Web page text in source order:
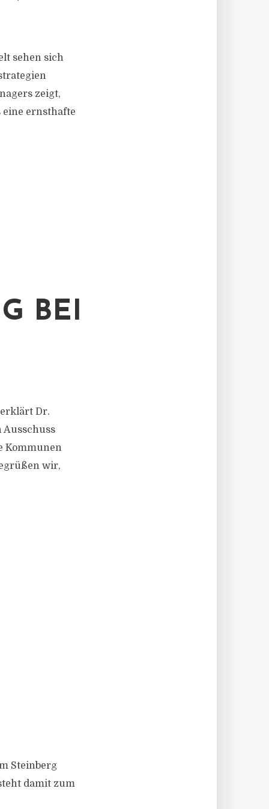
sehen sich
zeigt,
eine ernsthafte
G
Dr.
Ausschuss
Kommunen
wir,
Steinberg
damit zum